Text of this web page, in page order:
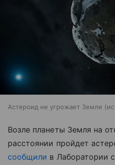
Астероид не угрожает Земле
Возле планеты Земля на
расстоянии пройдет
сообщили в Лаборатории